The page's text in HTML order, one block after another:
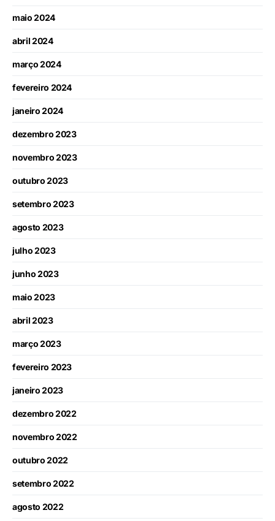
maio 2024
abril 2024
março 2024
fevereiro 2024
janeiro 2024
dezembro 2023
novembro 2023
outubro 2023
setembro 2023
agosto 2023
julho 2023
junho 2023
maio 2023
abril 2023
março 2023
fevereiro 2023
janeiro 2023
dezembro 2022
novembro 2022
outubro 2022
setembro 2022
agosto 2022